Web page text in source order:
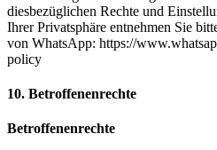
diesbezüglichen Rechte und
Ihrer Privatsphäre entnehmen Sie
von WhatsApp: https://
policy
10. Betroffenenrechte
Betroffenenrechte